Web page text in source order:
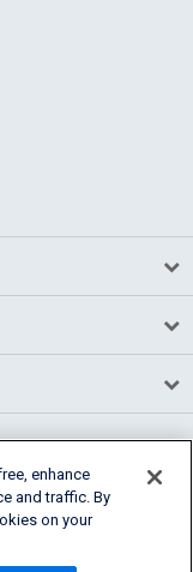
enhance
and traffic. By
on your